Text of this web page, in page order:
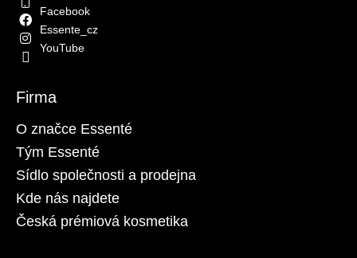
Facebook
Essente_cz
YouTube
Firma
O značce Essenté
Tým Essenté
Sídlo společnosti a prodejna
Kde nás najdete
Česká prémiová kosmetika